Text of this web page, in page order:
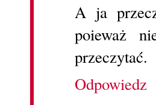
A ja
poieważ
przeczytać.
Odpowiedz